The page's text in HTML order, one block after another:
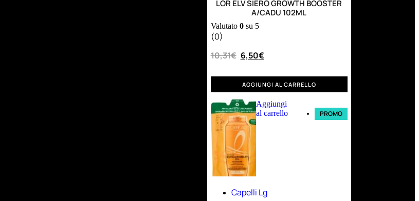
LOR ELV SIERO GROWTH BOOSTER
A/CADU 102ML
Valutato 0su 5
(0)
10,31€ 6,50€
AGGIUNGI AL CARRELLO
Aggiungi
al carrello
PROMO
Capelli Lg